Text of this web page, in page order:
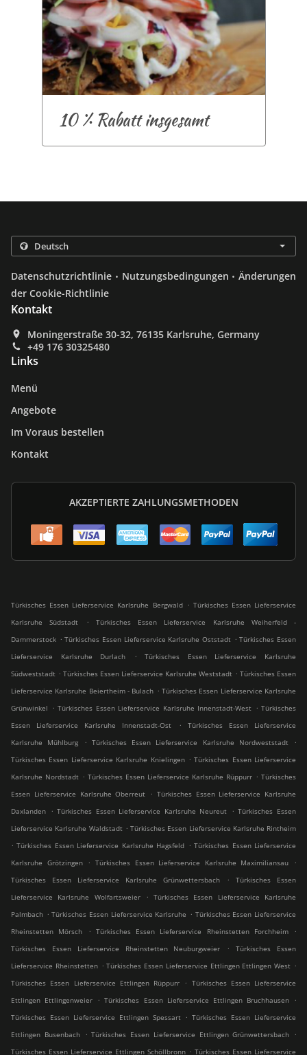
10 % Rabatt insgesamt
Datenschutzrichtlinie . Nutzungsbedingungen . Änderungen
der Cookie-Richtlinie
Kontakt
Moningerstraße 30-32, 76135 Karlsruhe, Germany
+49 176 30325480
Links
Menü
Angebote
Im Voraus bestellen
Kontakt
AKZEPTIERTE ZAHLUNGSMETHODEN
Türkisches Essen Lieferservice Karlsruhe Bergwald . Türkisches Essen Lieferservice
Karlsruhe Südstadt
.
Türkisches Essen Lieferservice Karlsruhe Weiherfeld -
Dammerstock . Türkisches Essen Lieferservice Karlsruhe Oststadt . Türkisches Essen
Lieferservice Karlsruhe Durlach
.
Türkisches Essen Lieferservice Karlsruhe
Südweststadt . Türkisches Essen Lieferservice Karlsruhe Weststadt . Türkisches Essen
Lieferservice Karlsruhe Beiertheim - Bulach . Türkisches Essen Lieferservice Karlsruhe
Grünwinkel
. Türkisches Essen Lieferservice Karlsruhe Innenstadt-West . Türkisches
Essen Lieferservice Karlsruhe Innenstadt-Ost
.
Türkisches Essen Lieferservice
Karlsruhe Mühlburg
. Türkisches Essen Lieferservice Karlsruhe Nordweststadt
.
Türkisches Essen Lieferservice Karlsruhe Knielingen . Türkisches Essen Lieferservice
Karlsruhe Nordstadt . Türkisches Essen Lieferservice Karlsruhe Rüppurr . Türkisches
Essen Lieferservice Karlsruhe Oberreut
. Türkisches Essen Lieferservice Karlsruhe
Daxlanden
. Türkisches Essen Lieferservice Karlsruhe Neureut . Türkisches Essen
Lieferservice Karlsruhe Waldstadt . Türkisches Essen Lieferservice Karlsruhe Rintheim
. Türkisches Essen Lieferservice Karlsruhe Hagsfeld . Türkisches Essen Lieferservice
Karlsruhe Grötzingen
. Türkisches Essen Lieferservice Karlsruhe Maximiliansau
.
Türkisches Essen Lieferservice Karlsruhe Grünwettersbach
.
Türkisches Essen
Lieferservice Karlsruhe Wolfartsweier
. Türkisches Essen Lieferservice Karlsruhe
Palmbach . Türkisches Essen Lieferservice Karlsruhe . Türkisches Essen Lieferservice
Rheinstetten Mörsch
. Türkisches Essen Lieferservice Rheinstetten Forchheim
.
Türkisches Essen Lieferservice Rheinstetten Neuburgweier
.
Türkisches Essen
Lieferservice Rheinstetten . Türkisches Essen Lieferservice Ettlingen Ettlingen West .
Türkisches Essen Lieferservice Ettlingen Rüppurr
. Türkisches Essen Lieferservice
Ettlingen Ettlingenweier
. Türkisches Essen Lieferservice Ettlingen Bruchhausen
.
Türkisches Essen Lieferservice Ettlingen Spessart
. Türkisches Essen Lieferservice
Ettlingen Busenbach
. Türkisches Essen Lieferservice Ettlingen Grünwettersbach
.
Türkisches Essen Lieferservice Ettlingen Schöllbronn . Türkisches Essen Lieferservice